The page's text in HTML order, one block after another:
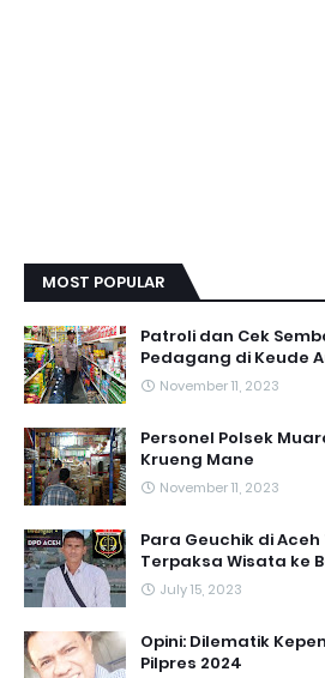
MOST POPULAR
Patroli dan Cek
Pedagang di Keude
November 11, 2023
Personel Polsek
Krueng Mane
November 11, 2023
Para Geuchik di
Terpaksa Wisata ke
July 15, 2023
Opini: Dilematik
Pilpres 2024